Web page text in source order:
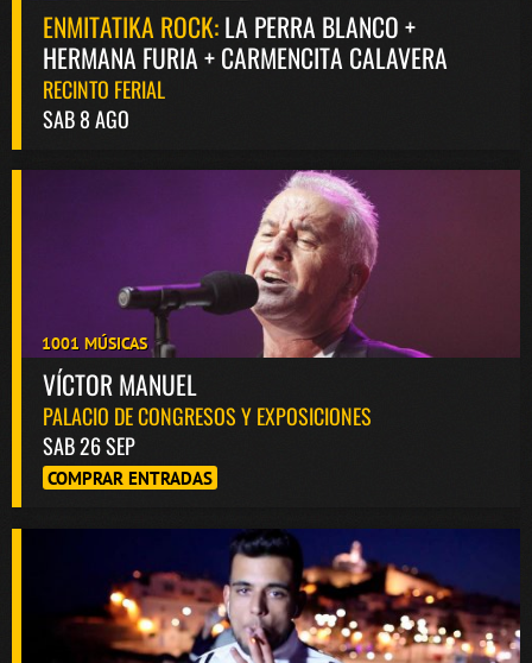
ENMITATIKA ROCK:LA PERRA BLANCO +
HERMANA FURIA + CARMENCITA CALAVERA
RECINTO FERIAL
SAB 8 AGO
1001 MÚSICAS
VÍCTOR MANUEL
PALACIO DE CONGRESOS Y EXPOSICIONES
SAB 26 SEP
COMPRAR ENTRADAS